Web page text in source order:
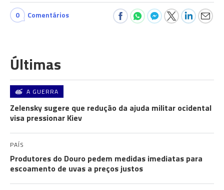
0 Comentários
Últimas
A GUERRA
Zelensky sugere que redução da ajuda militar ocidental
visa pressionar Kiev
PAÍS
Produtores do Douro pedem medidas imediatas para
escoamento de uvas a preços justos